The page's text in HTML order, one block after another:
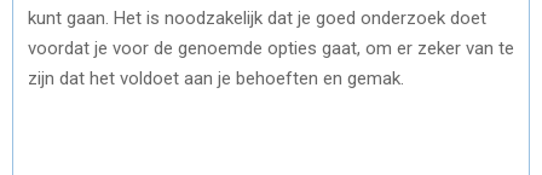
kunt gaan. Het is noodzakelijk dat je goed onderzoek doet
voordat je voor de genoemde opties gaat, om er zeker van te
zijn dat het voldoet aan je behoeften en gemak.